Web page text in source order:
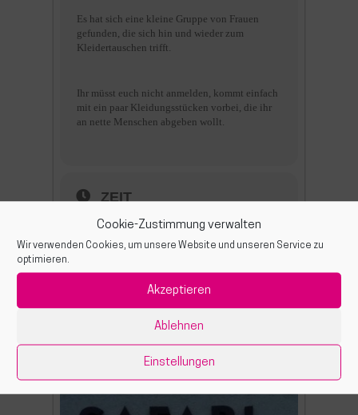
Cookie-Zustimmung verwalten
Wir verwenden Cookies, um unsere Website und unseren Service zu
optimieren.
Akzeptieren
Ablehnen
Einstellungen
Es hat sich eine kleine Gruppe von Frauen
gefunden, die sich hin und wieder zum
Kleidertauschen trifft.
Ihr müsst euch nicht anmelden, kommt einfach
mit ein paar Kleidungsstücken vorbei, die ihr
an nette Menschen abgeben wollt.
ZEIT
(Samstag) 10:00 am - 1:00 pm
Stadtsalon Safari